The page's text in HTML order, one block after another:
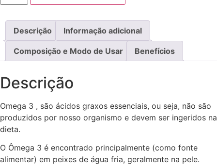
-
cápsulas
Unilife
quantidade
Descrição Informação adicional
Composição e Modo de Usar Benefícios
Descrição
Omega 3 , são ácidos graxos essenciais, ou seja, não são
produzidos por nosso organismo e devem ser ingeridos na
dieta.
O Ômega 3 é encontrado principalmente (como fonte
alimentar) em peixes de água fria, geralmente na pele.